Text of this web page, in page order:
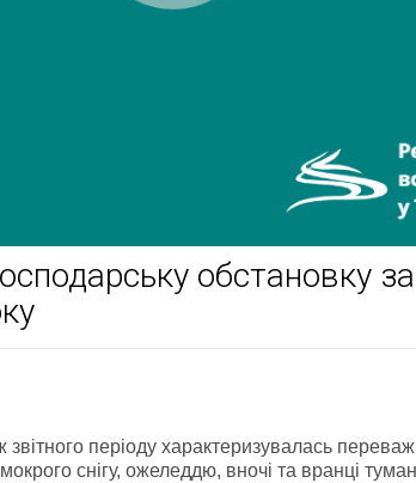
обстановку
звітного періоду характеризувалась
снігу, ожеледдю, вночі та вранці